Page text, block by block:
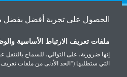
المنتجات
حلول
الحصول على تجربة أفضل بفضل
ملفات تعريف الارتباط الأساسية
إنها ضرورية، على التوالي، للسماح بالتنقل
التي ستطلبها ("الحد الأدنى من ملفات تعريف